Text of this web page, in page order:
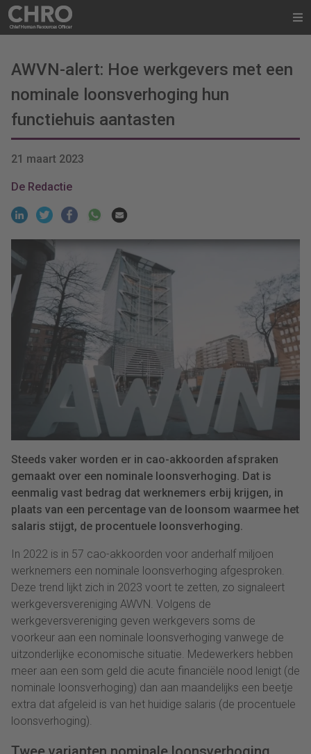
AWVN-alert: Hoe werkgevers met een
nominale loonsverhoging hun
functiehuis aantasten
21 maart 2023
De Redactie
Steeds vaker worden er in cao-akkoorden afspraken
gemaakt over een nominale loonsverhoging. Dat is
eenmalig vast bedrag dat werknemers erbij krijgen, in
plaats van een percentage van de loonsom waarmee het
salaris stijgt, de procentuele loonsverhoging.
In 2022 is in 57 cao-akkoorden voor anderhalf miljoen
werknemers een nominale loonsverhoging afgesproken.
Deze trend lijkt zich in 2023 voort te zetten, zo signaleert
werkgeversvereniging AWVN. Volgens de
werkgeversvereniging geven werkgevers soms de
voorkeur aan een nominale loonsverhoging vanwege de
uitzonderlijke economische situatie. Medewerkers hebben
meer aan een som geld die acute financiële nood lenigt (de
nominale loonsverhoging) dan aan maandelijks een beetje
extra dat afgeleid is van het huidige salaris (de procentuele
loonsverhoging).